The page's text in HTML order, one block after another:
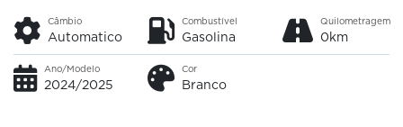
Câmbio
Automatico
Combustível
Gasolina
Quilometragem
0km
Ano/Modelo
2024/2025
Cor
Branco